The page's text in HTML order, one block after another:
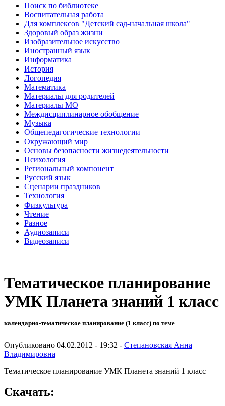
Поиск по библиотеке
Воспитательная работа
Для комплексов "Детский сад-начальная школа"
Здоровый образ жизни
Изобразительное искусство
Иностранный язык
Информатика
История
Логопедия
Математика
Материалы для родителей
Материалы МО
Междисциплинарное обобщение
Музыка
Общепедагогические технологии
Окружающий мир
Основы безопасности жизнедеятельности
Психология
Региональный компонент
Русский язык
Сценарии праздников
Технология
Физкультура
Чтение
Разное
Аудиозаписи
Видеозаписи
Тематическое планирование
УМК Планета знаний 1 класс
календарно-тематическое планирование (1 класс) по теме
Опубликовано 04.02.2012 - 19:32 - Степановская Анна
Владимировна
Тематическое планирование УМК Планета знаний 1 класс
Скачать: